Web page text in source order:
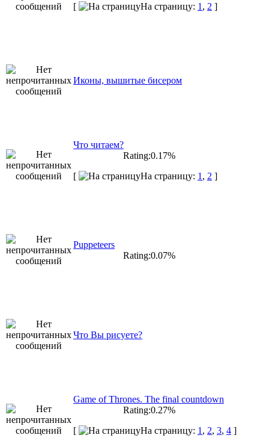
[
На страницу: 1 , 2 ]
Иконы, вышитые бисером
Что читаем?
Rating:0.17%
[
На страницу: 1 , 2 ]
Puppeteers
Rating:0.07%
Что Вы рисуете?
Game of Thrones. The final countdown
Rating:0.27%
[
На страницу: 1 , 2, 3, 4 ]